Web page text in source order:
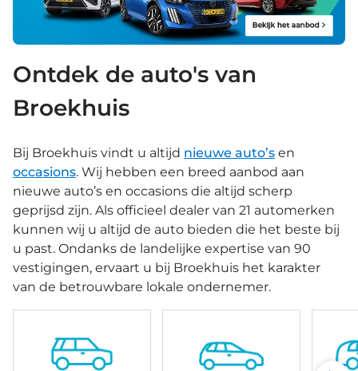
Ontdek de auto's van
Broekhuis
Bij Broekhuis vindt u altijd nieuwe auto’s en
occasions. Wij hebben een breed aanbod aan
nieuwe auto’s en occasions die altijd scherp
geprijsd zijn. Als officieel dealer van 21 automerken
kunnen wij u altijd de auto bieden die het beste bij
u past. Ondanks de landelijke expertise van 90
vestigingen, ervaart u bij Broekhuis het karakter
van de betrouwbare lokale ondernemer.